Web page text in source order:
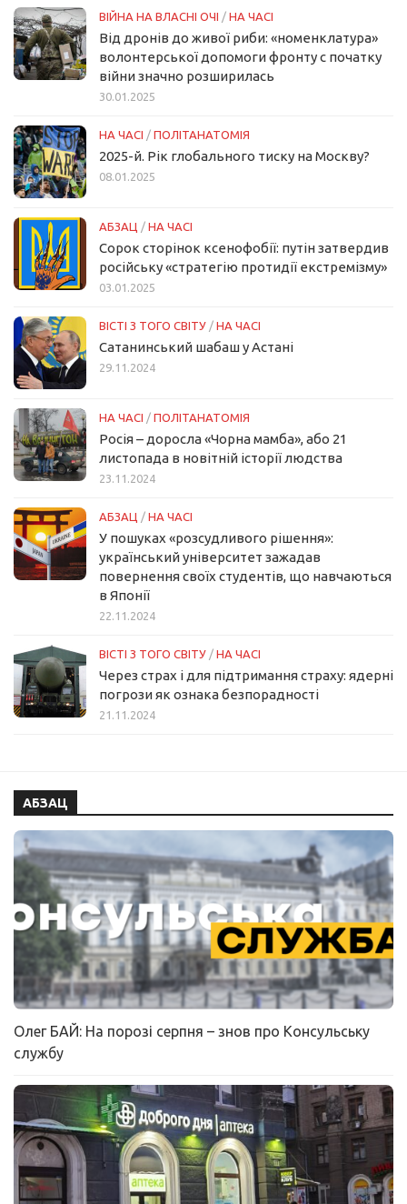
ВІЙНА НА ВЛАСНІ ОЧІ / НА ЧАСІ
Від дронів до живої риби: «номенклатура»
волонтерської допомоги фронту с початку
війни значно розширилась
30.01.2025
НА ЧАСІ / ПОЛІТАНАТОМІЯ
2025-й. Рік глобального тиску на Москву?
08.01.2025
АБЗАЦ / НА ЧАСІ
Сорок сторінок ксенофобії: путін затвердив
російську «стратегію протидії екстремізму»
03.01.2025
ВІСТІ З ТОГО СВІТУ / НА ЧАСІ
Сатанинський шабаш у Астані
29.11.2024
НА ЧАСІ / ПОЛІТАНАТОМІЯ
Росія – доросла «Чорна мамба», або 21
листопада в новітній історії людства
23.11.2024
АБЗАЦ / НА ЧАСІ
У пошуках «розсудливого рішення»:
український університет зажадав
повернення своїх студентів, що навчаються
в Японії
22.11.2024
ВІСТІ З ТОГО СВІТУ / НА ЧАСІ
Через страх і для підтримання страху: ядерні
погрози як ознака безпорадності
21.11.2024
АБЗАЦ
Олег БАЙ: На порозі серпня – знов про Консульську
службу